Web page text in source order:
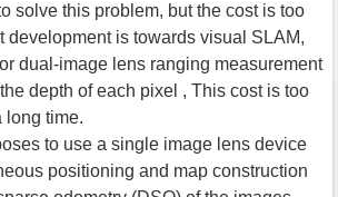
solve this problem, but the cost is too
development is towards visual SLAM,
dual-image lens ranging measurement
depth of each pixel , This cost is too
long time.
to use a single image lens device
positioning and map construction